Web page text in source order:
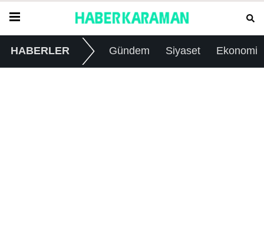
HABERLER Gündem Siyaset Ekonomi